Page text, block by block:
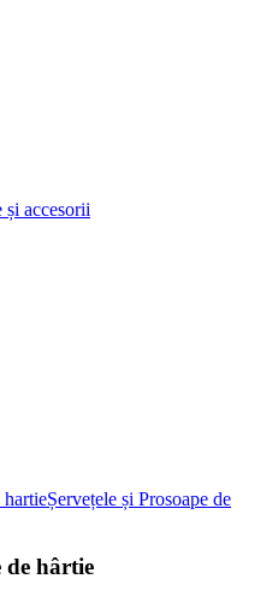
și accesorii
Șervețele și Prosoape de
de hârtie